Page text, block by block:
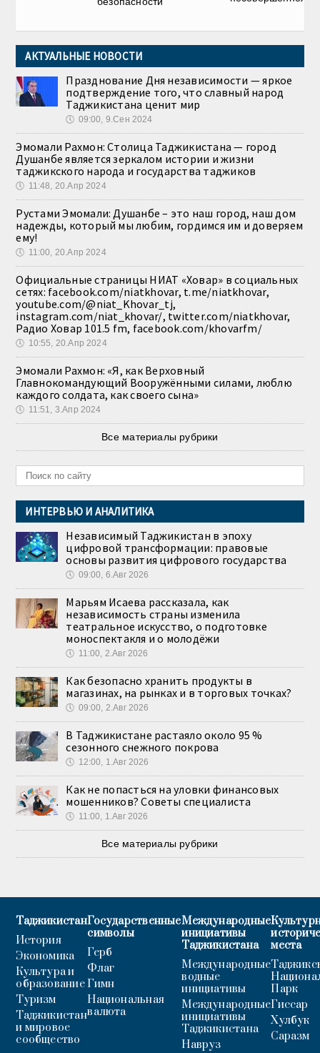
АКТУАЛЬНЫЕ НОВОСТИ
Празднование Дня независимости — яркое
подтверждение того, что славный народ
Таджикистана ценит мир
🕔 09:00, 9.Сен 2024
Эмомали Рахмон: Столица Таджикистана — город
Душанбе является зеркалом истории и жизни
таджикского народа и государства таджиков
🕔 11:48, 20.Апр 2024
Рустами Эмомали: Душанбе – это наш город, наш дом
надежды, который мы любим, гордимся им и доверяем
ему!
🕔 11:00, 20.Апр 2024
Официальные страницы НИАТ «Ховар» в социальных
сетях: facebook.com/niatkhovar, t.me/niatkhovar,
youtube.com/@niat_Khovar_tj,
instagram.com/niat_khovar/, twitter.com/niatkhovar,
Радио Ховар 101.5 fm, facebook.com/khovarfm/
🕔 10:55, 20.Апр 2024
Эмомали Рахмон: «Я, как Верховный
Главнокомандующий Вооружёнными силами, люблю
каждого солдата, как своего сына»
🕔 11:51, 3.Апр 2024
Все материалы рубрики
ИНТЕРВЬЮ И АНАЛИТИКА
Независимый Таджикистан в эпоху
цифровой трансформации: правовые
основы развития цифрового государства
🕔 09:00, 6.Авг 2026
Марьям Исаева рассказала, как
независимость страны изменила
театральное искусство, о подготовке
моноспектакля и о молодёжи
🕔 11:00, 2.Авг 2026
Как безопасно хранить продукты в
магазинах, на рынках и в торговых точках?
🕔 09:00, 2.Авг 2026
В Таджикистане растаяло около 95 %
сезонного снежного покрова
🕔 12:00, 1.Авг 2026
Как не попасться на уловки финансовых
мошенников? Советы специалиста
🕔 11:00, 1.Авг 2026
Все материалы рубрики
Таджикистан
История
Экономика
Культура и
образование
Туризм
Таджикистан
и мировое
сообщество
Государственные
символы
Герб
Флаг
Гимн
Национальная
валюта
Международные
инициативы
Таджикистана
Международные
водные
инициативы
Международные
инициативы
Таджикистана
Навруз
места
Парк
Гиссар
Хулбук
Саразм